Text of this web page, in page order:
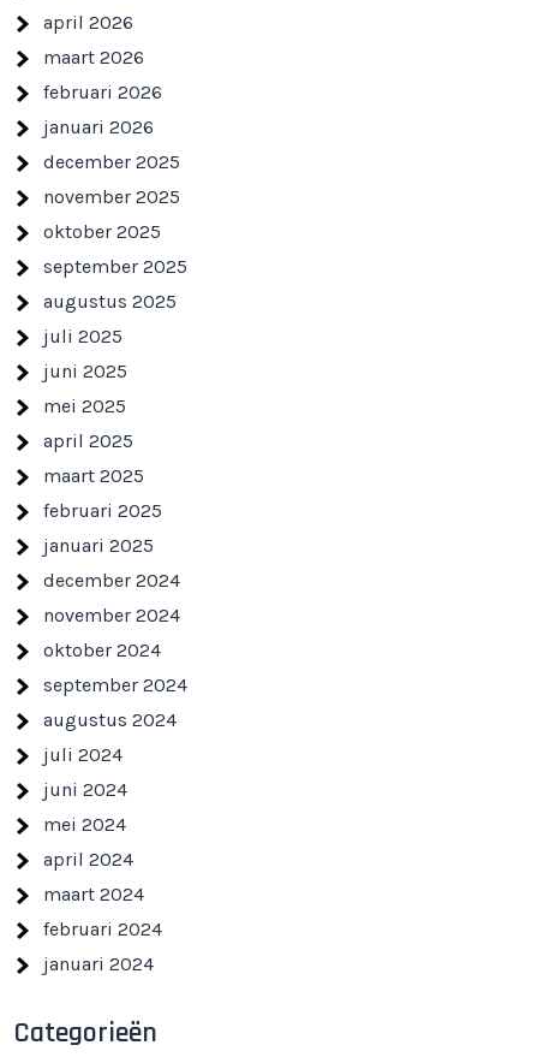
april 2026
maart 2026
februari 2026
januari 2026
december 2025
november 2025
oktober 2025
september 2025
augustus 2025
juli 2025
juni 2025
mei 2025
april 2025
maart 2025
februari 2025
januari 2025
december 2024
november 2024
oktober 2024
september 2024
augustus 2024
juli 2024
juni 2024
mei 2024
april 2024
maart 2024
februari 2024
januari 2024
Categorieën